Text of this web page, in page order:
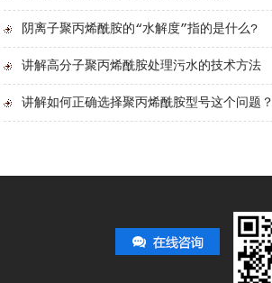
阴离子聚丙烯酰胺的“水解度”指的是什么?
讲解高分子聚丙烯酰胺处理污水的技术方法
讲解如何正确选择聚丙烯酰胺型号这个问题？